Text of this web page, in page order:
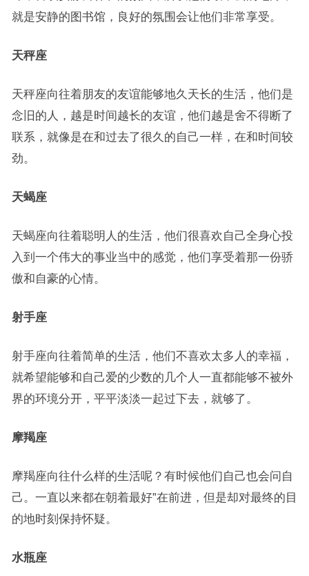
就是安静的图书馆，良好的氛围会让他们非常享受。
天秤座
天秤座向往着朋友的友谊能够地久天长的生活，他们是
念旧的人，越是时间越长的友谊，他们越是舍不得断了
联系，就像是在和过去了很久的自己一样，在和时间较
劲。
天蝎座
天蝎座向往着聪明人的生活，他们很喜欢自己全身心投
入到一个伟大的事业当中的感觉，他们享受着那一份骄
傲和自豪的心情。
射手座
射手座向往着简单的生活，他们不喜欢太多人的幸福，
就希望能够和自己爱的少数的几个人一直都能够不被外
界的环境分开，平平淡淡一起过下去，就够了。
摩羯座
摩羯座向往什么样的生活呢？有时候他们自己也会问自
己。一直以来都在朝着最好”在前进，但是却对最终的目
的地时刻保持怀疑。
水瓶座